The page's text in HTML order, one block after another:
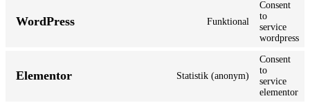
WordPress Funktional
Consent
to
service
wordpress
Elementor Statistik (anonym)
Consent
to
service
elementor